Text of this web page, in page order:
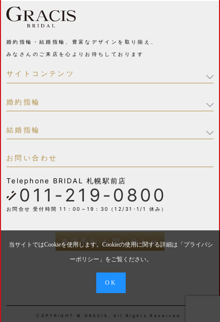
婚約指輪・結婚指輪、豊富なデザインを取り揃え、
みなさんのご来店を心よりお待ちしております
サイトコンテンツ
婚約指輪
結婚指輪
お問い合わせ
Telephone BRIDAL 札幌駅前店
011-219-0800
お問合せ 受付時間 11：00～19：30（12/31･1/1 休み）
来店予約/お問い合わせ
COPYRIGHT © GRACIS. All Rights Reserved.
当サイトではCookieを使用します。Cookieの使用に関する詳細は「 プライバシ
ーポリシー 」をご覧ください。
OK